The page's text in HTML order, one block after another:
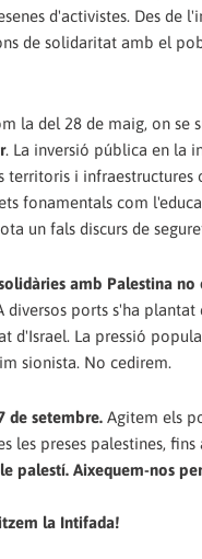
d'activistes. Des de
de solidaritat amb el
la del 28 de maig, on se
. La inversió pública en la
i
fonamentals com
un fals discurs de
amb Palestina
ports s'ha
d'Israel. La pressió
sionista. No cedirem.
de setembre. Agitem els
preses palestines,
palestí. Aixequem-nos
la Intifada!